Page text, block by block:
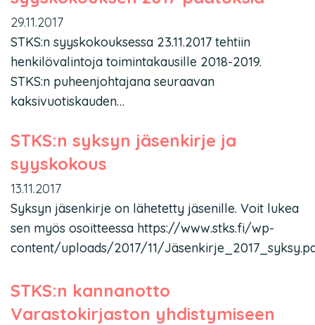
29.11.2017
STKS:n syyskokouksessa 23.11.2017 tehtiin
henkilövalintoja toimintakausille 2018-2019.
STKS:n puheenjohtajana seuraavan
kaksivuotiskauden…
STKS:n syksyn jäsenkirje ja
syyskokous
13.11.2017
Syksyn jäsenkirje on lähetetty jäsenille. Voit lukea
sen myös osoitteessa https://www.stks.fi/wp-
content/uploads/2017/11/
STKS:n kannanotto
Varastokirjaston yhdistymiseen